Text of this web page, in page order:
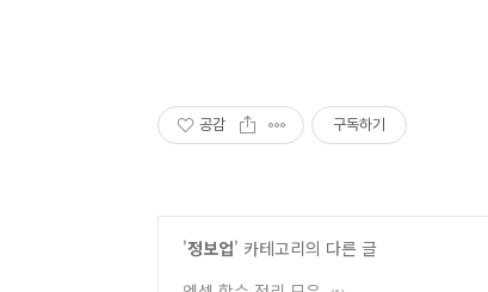
공감 구독하기
'정보업' 카테고리의 다른 글